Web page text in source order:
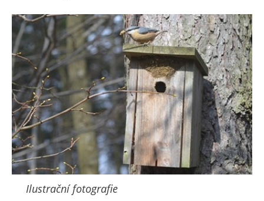
Ilustrační fotografie